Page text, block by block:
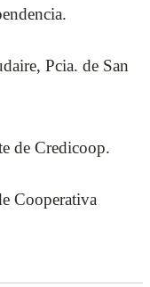
Pcia. de San
de Credicoop.
Cooperativa